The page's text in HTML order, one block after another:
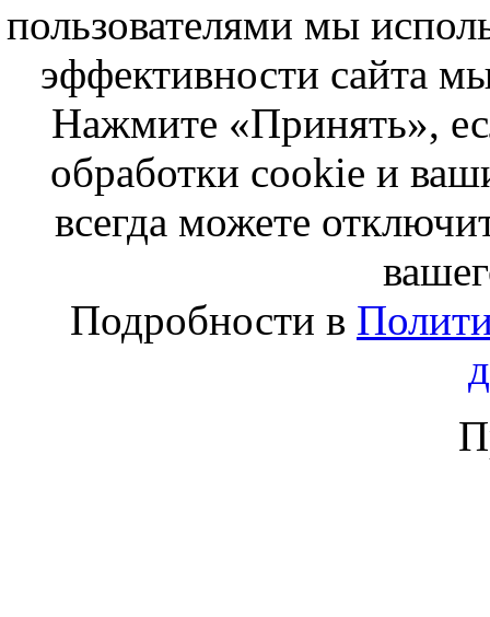
пользователями мы
эффективности сайта
Нажмите «Принять»,
обработки cookie и
всегда можете
Подробности в